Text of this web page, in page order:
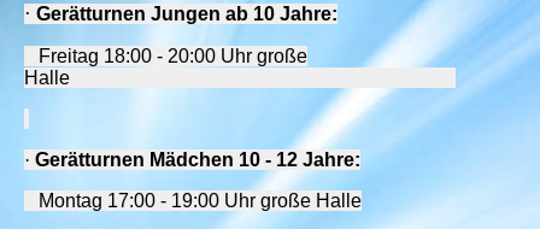
· Gerätturnen Jungen ab 10 Jahre:
Freitag 18:00 - 20:00 Uhr große
Halle
· Gerätturnen Mädchen 10 - 12 Jahre:
Montag 17:00 - 19:00 Uhr große Halle